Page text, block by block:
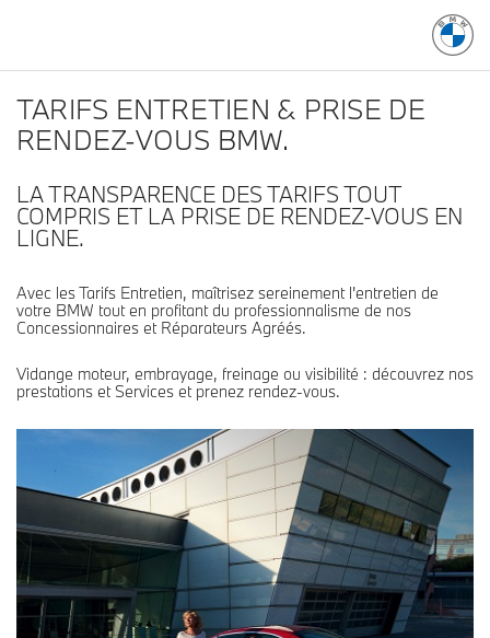
TARIFS ENTRETIEN & PRISE DE
RENDEZ-VOUS BMW.
LA TRANSPARENCE DES TARIFS TOUT
COMPRIS ET LA PRISE DE RENDEZ-VOUS EN
LIGNE.
Avec les Tarifs Entretien, maîtrisez sereinement l'entretien de
votre BMW tout en profitant du professionnalisme de nos
Concessionnaires et Réparateurs Agréés.
Vidange moteur, embrayage, freinage ou visibilité : découvrez nos
prestations et Services et prenez rendez-vous.